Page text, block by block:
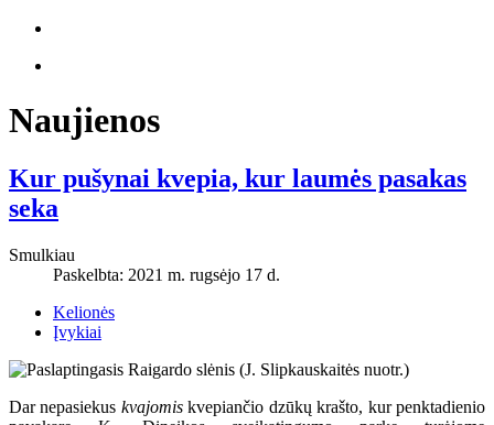
Naujienos
Kur pušynai kvepia, kur laumės pasakas
seka
Smulkiau
Paskelbta: 2021 m. rugsėjo 17 d.
Kelionės
Įvykiai
Dar nepasiekus kvajomiskvepiančio dzūkų krašto, kur penktadienio